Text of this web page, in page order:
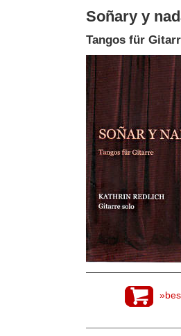
Soñary y
Tangos für